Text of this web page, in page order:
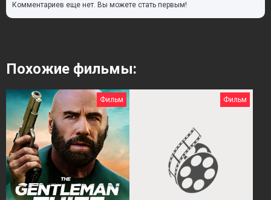
Комментариев еще нет. Вы можете стать первым!
Похожие фильмы:
Фильм Фильм